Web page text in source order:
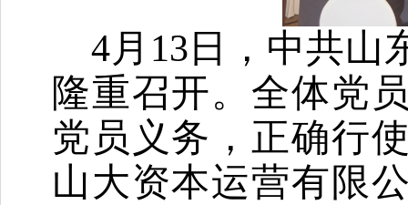
4月13日，中共山
隆重召开。全体党
党员义务，正确行
山大资本运营有限